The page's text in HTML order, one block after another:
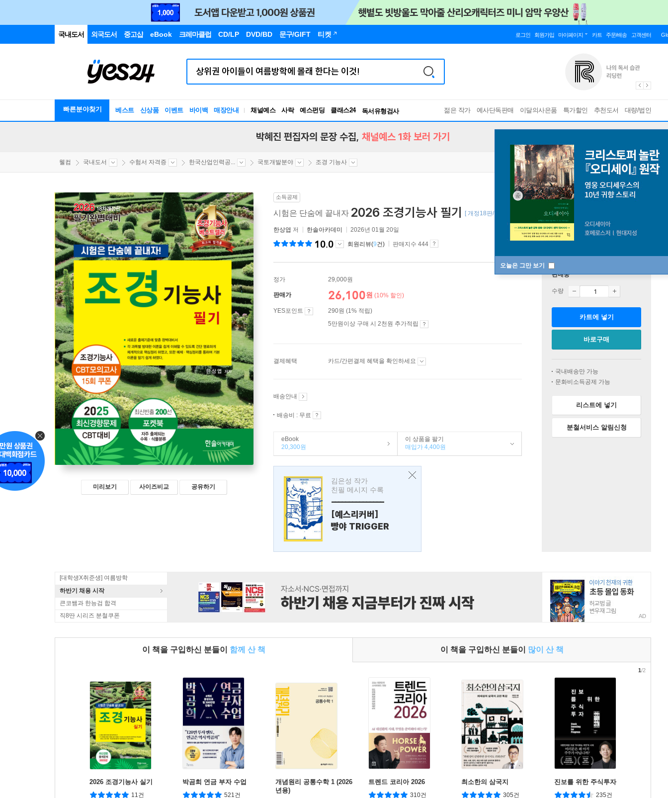
국내도서 외국도서 중고샵 eBook 크레마클럽 CD/LP DVD/BD 문구/GIFT 티켓 로그인 회원가입 마이페이지 카트 주문/배송 고객센터
빠른분야찾기 베스트 신상품 이벤트 바이백 매장안내 채널예스 사락 예스펀딩 클래스24
독서유형검사
RBTI Lab
젊은 작가 예사단독판매 이달의사은품 특가할인 추천도서 대량/법인
오늘은 그만 보기
박혜진 편집자의 문장 수집, 채널예스 1화 보러 가기
웰컴 국내도서 수험서 자격증 한국산업인력공... 국토개발분야 조경 기능사
미리보기 사이즈비교 공유하기
소득공제
시험은 단숨에 끝내자 2026 조경기능사 필기 [ 개정18판/최신빈출 포켓북+ CBT모의고사 제공 ]
한상엽 저 한솔아카데미 2026년 01월 20일
10.0 회원리뷰(9건) 판매지수 444
정가 29,000원
판매가 26,100원 (10% 할인)
YES포인트
290원 (1% 적립)
5만원이상 구매 시 2천원 추가적립
결제혜택 카드/간편결제 혜택을 확인하세요
배송안내
배송비 : 무료
eBook
20,300원
이 상품을 팔기
매입가 4,400원
김은성 작가
친필 메시지 수록
---------------
[예스리커버]
빵야 TRIGGER
판매중
수량
카트에 넣기
바로구매
국내배송만 가능
문화비소득공제 가능
리스트에 넣기
분철서비스 알림신청
[대학생X취준생] 여름방학
하반기 채용 시작
큰코쌤과 한능검 합격
직8딴 시리즈 분철쿠폰
AD
이 책을 구입하신 분들이 함께 산 책 이 책을 구입하신 분들이 많이 산 책
2026 조경기능사 실기
11건
박곰희 연금 부자 수업
521건
개념원리 공통수학 1 (2026
년용)
트렌드 코리아 2026
310건
최소한의 삼국지
305건
진보를 위한 주식투자
235건
1/2